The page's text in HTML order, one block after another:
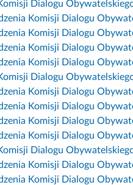
Dialogu
Komisji Dialogu
Komisji Dialogu
Komisji Dialogu
Komisji Dialogu
Dialogu
Komisji Dialogu
Komisji Dialogu
Komisji Dialogu
Komisji Dialogu
Dialogu
Komisji Dialogu
Komisji Dialogu